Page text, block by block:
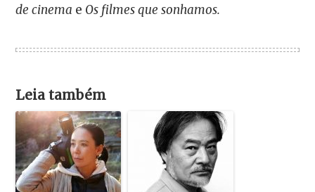
de cinema e Os filmes que sonhamos.
Leia também